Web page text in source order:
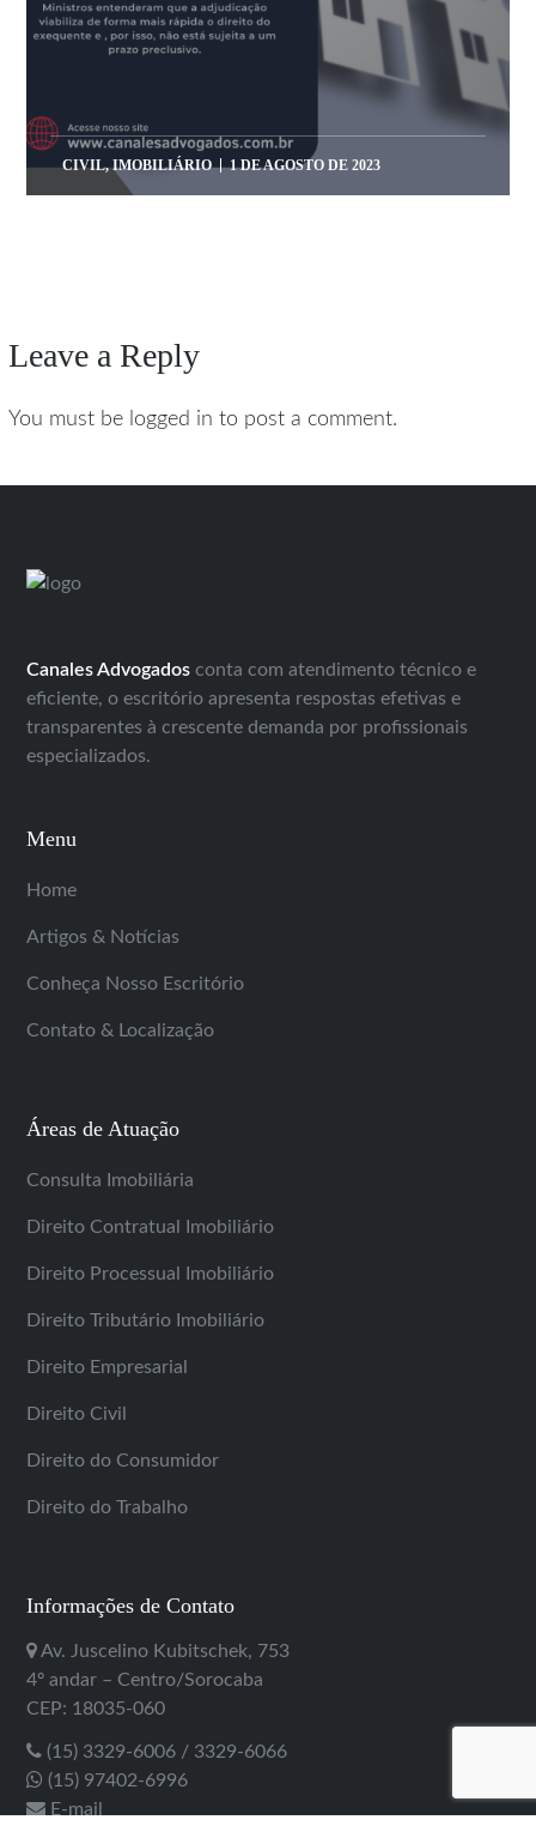
CIVIL,IMOBILIÁRIO 1 DE AGOSTO DE 2023
Leave a Reply
You must be logged in to post a comment.
Canales Advogados conta com atendimento técnico e
eficiente, o escritório apresenta respostas efetivas e
transparentes à crescente demanda por profissionais
especializados.
Menu
Home
Artigos & Notícias
Conheça Nosso Escritório
Contato & Localização
Áreas de Atuação
Consulta Imobiliária
Direito Contratual Imobiliário
Direito Processual Imobiliário
Direito Tributário Imobiliário
Direito Empresarial
Direito Civil
Direito do Consumidor
Direito do Trabalho
Informações de Contato
Av. Juscelino Kubitschek, 753
4º andar – Centro/Sorocaba
CEP: 18035-060
(15) 3329-6006 / 3329-6066
(15) 97402-6996
E-mail